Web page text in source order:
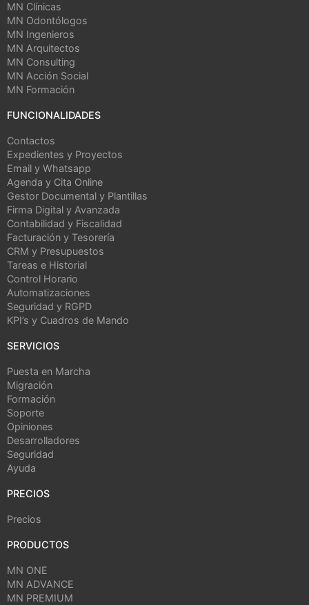
MN Clínicas
MN Odontólogos
MN Ingenieros
MN Arquitectos
MN Consulting
MN Acción Social
MN Formación
FUNCIONALIDADES
Contactos
Expedientes y Proyectos
Email y Whatsapp
Agenda y Cita Online
Gestor Documental y Plantillas
Firma Digital y Avanzada
Contabilidad y Fiscalidad
Facturación y Tesorería
CRM y Presupuestos
Tareas e Historial
Control Horario
Automatizaciones
Seguridad y RGPD
KPI’s y Cuadros de Mando
SERVICIOS
Puesta en Marcha
Migración
Formación
Soporte
Opiniones
Desarrolladores
Seguridad
Ayuda
PRECIOS
Precios
PRODUCTOS
MN ONE
MN ADVANCE
MN PREMIUM